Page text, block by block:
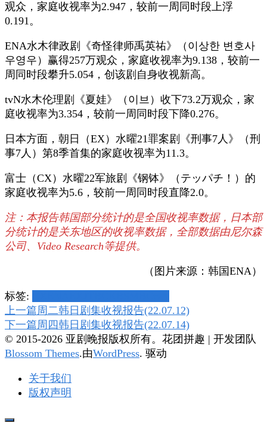
观众，家庭收视率为2.947，较前一周同时段上浮
0.191。
ENA水木律政剧《奇怪律师禹英祐》（이상한 변호사
우영우）赢得257万观众，家庭收视率为9.138，较前一
周同时段攀升5.054，创该剧自身收视新高。
tvN水木伦理剧《夏娃》（이브）收下73.2万观众，家
庭收视率为3.354，较前一周同时段下降0.276。
日本方面，朝日（EX）水曜21罪案剧《刑事7人》（刑
事7人）第8季首集的家庭收视率为11.3。
富士（CX）水曜22军旅剧《钢钵》（テッパチ！）的
家庭收视率为5.6，较前一周同时段直降2.0。
注：本报告韩国部分统计的是全国收视率数据，日本部
分统计的是关东地区的收视率数据，全部数据由尼尔森
公司、Video Research等提供。
（图片来源：韩国ENA）
标签:
博
文
导
航
上一篇周二韩日剧集收视报告(22.07.12)
下一篇周四韩日剧集收视报告(22.07.14)
© 2015-2026 亚剧晚报版权所有。 花团拼趣 | 开发团队
Blossom Themes.由WordPress. 驱动
关于我们
版权声明